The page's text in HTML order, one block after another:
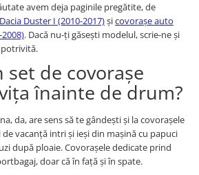
avem deja paginile pregătite, de
Duster I (2010-2017)șicovorașe auto
. Dacă nu-ți găsești modelul, scrie-ne și
set de covorașe
înainte de drum?
da, are sens să te gândești și la covorașele
vacanță intri și ieși din mașină cu papuci
după ploaie. Covorașele dedicate prind
doar că în față și în spate.